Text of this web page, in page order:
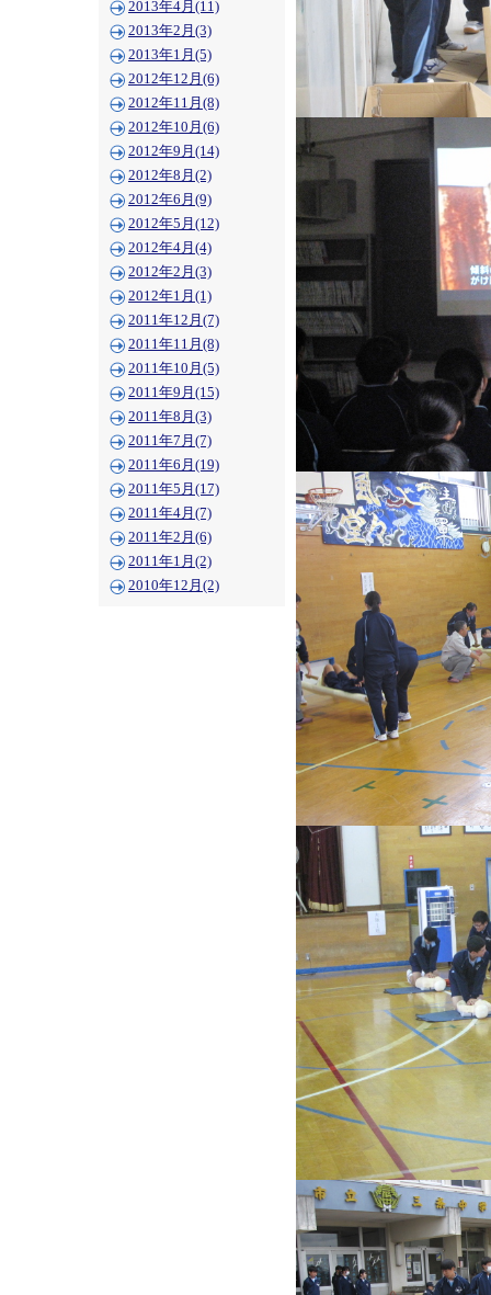
2013年4月(11)
2013年2月(3)
2013年1月(5)
2012年12月(6)
2012年11月(8)
2012年10月(6)
2012年9月(14)
2012年8月(2)
2012年6月(9)
2012年5月(12)
2012年4月(4)
2012年2月(3)
2012年1月(1)
2011年12月(7)
2011年11月(8)
2011年10月(5)
2011年9月(15)
2011年8月(3)
2011年7月(7)
2011年6月(19)
2011年5月(17)
2011年4月(7)
2011年2月(6)
2011年1月(2)
2010年12月(2)